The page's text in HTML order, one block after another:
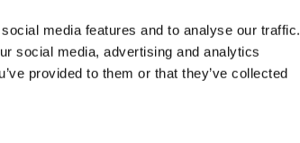
media features and to analyse our traffic.
social media, advertising and analytics
provided to them or that they’ve collected